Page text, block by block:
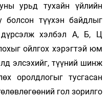
урьд тухайн үйлийн
түүхэн байдлыг
хэлбэл А, Б, Ц
ойлгох хэрэгтэй юм
элсэхийг, түүний шинж
оролдлогыг тусгасан
гол зорилго